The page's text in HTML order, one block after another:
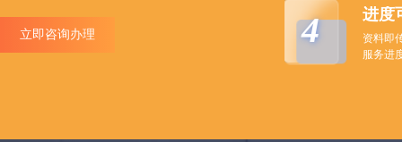
立即咨询办理 4 进度
资料即
服务进